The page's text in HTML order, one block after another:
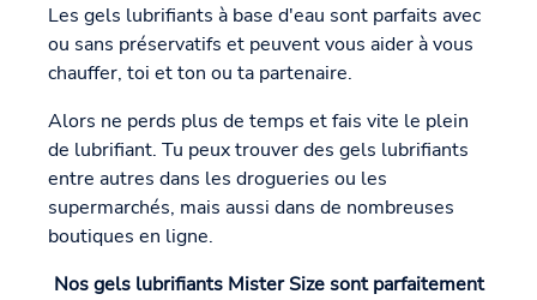
Les gels lubrifiants à base d'eau sont parfaits avec
ou sans préservatifs et peuvent vous aider à vous
chauffer, toi et ton ou ta partenaire.
Alors ne perds plus de temps et fais vite le plein
de lubrifiant. Tu peux trouver des gels lubrifiants
entre autres dans les drogueries ou les
supermarchés, mais aussi dans de nombreuses
boutiques en ligne.
Nos gels lubrifiants Mister Size sont parfaitement